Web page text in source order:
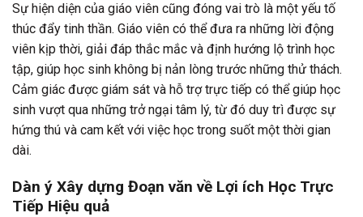
Sự hiện diện của giáo viên cũng đóng vai trò là một yếu tố
thúc đẩy tinh thần. Giáo viên có thể đưa ra những lời động
viên kịp thời, giải đáp thắc mắc và định hướng lộ trình học
tập, giúp học sinh không bị nản lòng trước những thử thách.
Cảm giác được giám sát và hỗ trợ trực tiếp có thể giúp học
sinh vượt qua những trở ngại tâm lý, từ đó duy trì được sự
hứng thú và cam kết với việc học trong suốt một thời gian
dài.
Dàn ý Xây dựng Đoạn văn về Lợi ích Học Trực
Tiếp Hiệu quả